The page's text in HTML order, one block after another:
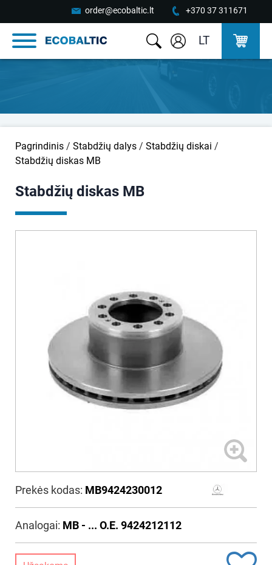
order@ecobaltic.lt +370 37 311671
LT
Pagrindinis / Stabdžių dalys / Stabdžių diskai /
Stabdžių diskas MB
Stabdžių diskas MB
Prekės kodas: MB9424230012
Analogai: MB - ... O.E. 9424212112